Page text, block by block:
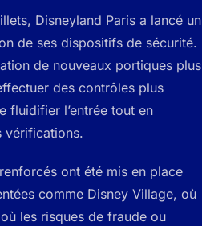
Disneyland Paris a lancé un
de ses dispositifs de sécurité.
de nouveaux portiques plus
des contrôles plus
fluidifier l’entrée tout en
vérifications.
ont été mis en place
comme Disney Village, où
les risques de fraude ou